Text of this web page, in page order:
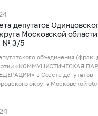
депутатов
Московской области
№ 3/5
объединения
«КОММУНИСТИЧЕСКАЯ
в Совете депутатов
округа Московской